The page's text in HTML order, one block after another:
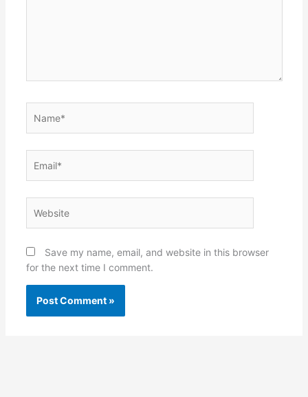
Save my name, email, and website in this browser
for the next time I comment.